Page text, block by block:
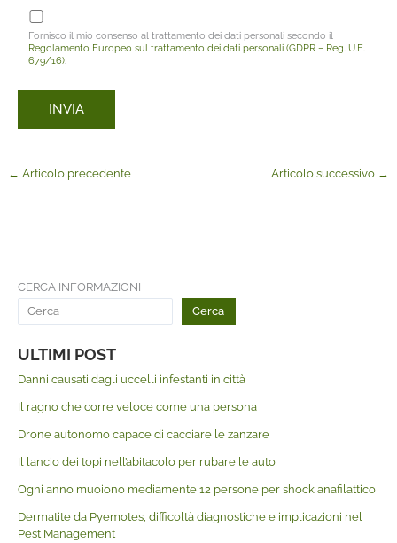
Fornisco il mio consenso al trattamento dei dati personali secondo il
Regolamento Europeo sul trattamento dei dati personali (GDPR – Reg. U.E.
679/16)
← Articolo precedente Articolo successivo →
CERCA INFORMAZIONI
Cerca
ULTIMI POST
Danni causati dagli uccelli infestanti in città
Il ragno che corre veloce come una persona
Drone autonomo capace di cacciare le zanzare
Il lancio dei topi nell’abitacolo per rubare le auto
Ogni anno muoiono mediamente 12 persone per shock anafilattico
Dermatite da Pyemotes, difficoltà diagnostiche e implicazioni nel
Pest Management